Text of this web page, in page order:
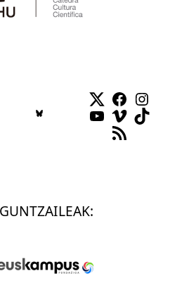
Twitter
Facebook
YouTube
VimeoTikTok
RSS Feed